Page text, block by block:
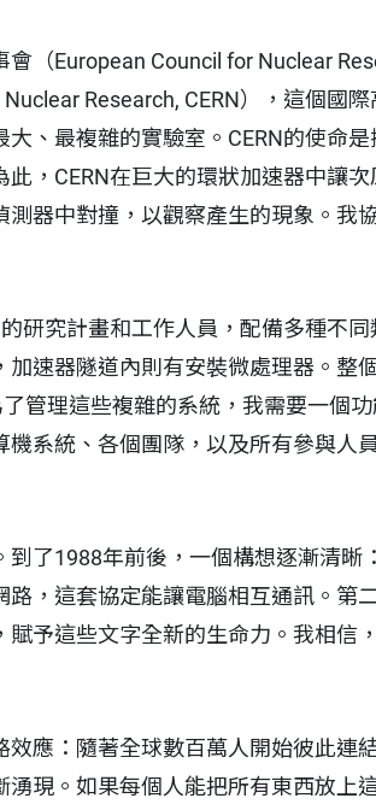
（European Council for Nuclear
Research, CERN），這個國
、最複雜的實驗室。CERN的使命
此，CERN在巨大的環狀加速器中讓
器中對撞，以觀察產生的現象。我
研究計畫和工作人員，配備多種不
速器隧道內則有安裝微處理器。整
管理這些複雜的系統，我需要一個
系統、各個團隊，以及所有參與人
了1988年前後，一個構想逐漸清晰
，這套協定能讓電腦相互通訊。第
予這些文字全新的生命力。我相信
應：隨著全球數百萬人開始彼此連
現。如果每個人能把所有東西放上